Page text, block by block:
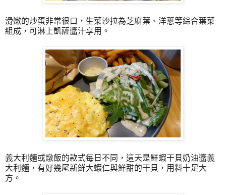
滑嫩的炒蛋非常很口，生菜沙拉為芝麻葉、洋蔥等綜合葉菜
組成，可淋上凱薩醬汁享用。
義大利麵或燉飯的款式每日不同，這天是鮮蝦干貝奶油醬義
大利麵，有好幾尾新鮮大蝦仁與鮮甜的干貝，用料十足大
方。